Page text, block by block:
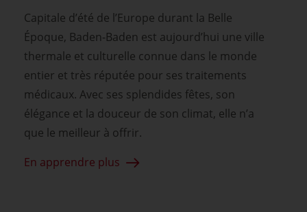
Capitale d’été de l’Europe durant la Belle
Époque, Baden-Baden est aujourd’hui une ville
thermale et culturelle connue dans le monde
entier et très réputée pour ses traitements
médicaux. Avec ses splendides fêtes, son
élégance et la douceur de son climat, elle n’a
que le meilleur à offrir.
En apprendre plus